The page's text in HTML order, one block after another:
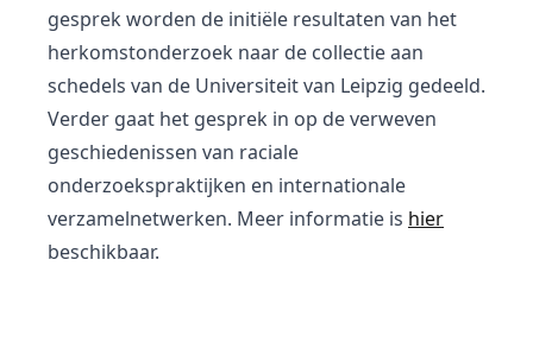
gesprek worden de initiële resultaten van het
herkomstonderzoek naar de collectie aan
schedels van de Universiteit van Leipzig gedeeld.
Verder gaat het gesprek in op de verweven
geschiedenissen van raciale
onderzoekspraktijken en internationale
verzamelnetwerken. Meer informatie is hier
beschikbaar.